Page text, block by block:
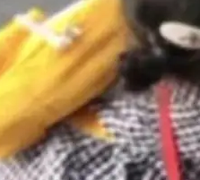
show_
Matthew Pri
运行代
需要的是 Iso
题在于启动
行的任务可能
从冷启动到
wron
告上法庭，指
密。苹果的诉
前东家挖
没发律师
了一篇博
this wro
聊天记
部律师 Gabr
AI办公
上架HUAWE
载即可使
得一提的是，
WorkBuddy P
以此纪